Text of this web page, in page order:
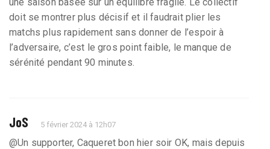
doit se montrer plus décisif et il faudrait plier les
matchs plus rapidement sans donner de l’espoir à
l’adversaire, c’est le gros point faible, le manque de
sérénité pendant 90 minutes.
JoS 5 février 2024 à 12h07
@Un supporter, Caqueret bon hier soir OK, mais depuis